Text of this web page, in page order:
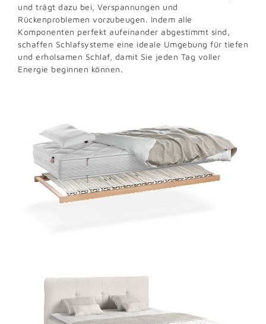
und trägt dazu bei, Verspannungen und
Rückenproblemen vorzubeugen. Indem alle
Komponenten perfekt aufeinander abgestimmt sind,
schaffen Schlafsysteme eine ideale Umgebung für tiefen
und erholsamen Schlaf, damit Sie jeden Tag voller
Energie beginnen können.